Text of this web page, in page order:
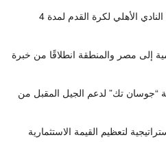
إيلانو توقع اتفاقية رعاية مع شركة النادي الأهلي لكرة القدم لمدة 4
إلى مصر والمنطقة انطلاقًا من خبرة
“جوسان تك” لدعم الجيل المقبل من
3 شراكات استراتيجية لتعظيم القيمة الاستثمارية